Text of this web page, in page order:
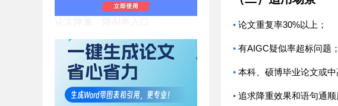
• 论文重复率30%以上；
• 有AIGC疑似率超标问题；
• 本科、硕博毕业论文或中
• 追求降重效果和语句通顺